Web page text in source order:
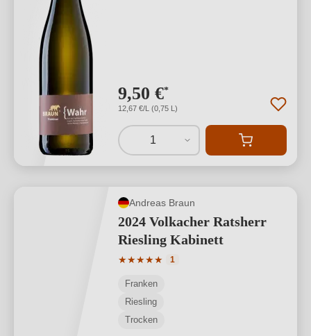
9,50 €*
12,67 €/L (0,75 L)
1
Andreas Braun
2024 Volkacher Ratsherr
Riesling Kabinett
★★★★★
Durchschnittliche Bewertung von 5
1
Franken
Riesling
Trocken